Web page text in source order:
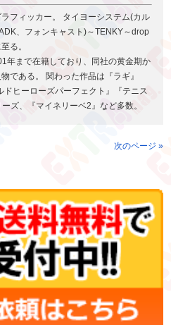
フィッカー。 タイヨーシステム(カル
、フォンキャスト)～TENKY～drop
る。
年まで在籍しており、同社の黄金期か
である。 関わった作品は『ラギ』
ドヒーローズパーフェクト』『テニス
ズ、『マイネリーベ2』など多数。
次のページ »